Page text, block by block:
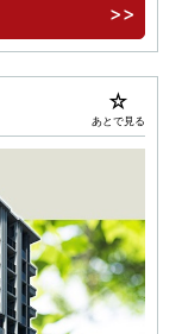
あとで見る